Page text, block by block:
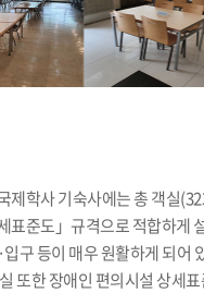
제학사 기숙사에는 총 객실
표준도」규격으로 적합하게
구 등이 매우 원활하게 되어
또한 장애인 편의시설 상세